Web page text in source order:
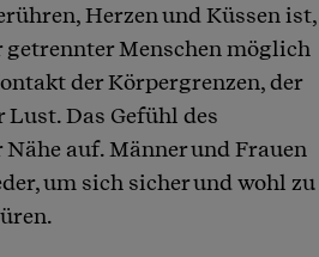
Herzen und Küssen ist,
getrennter Menschen möglich
der Körpergrenzen, der
Das Gefühl des
auf. Männer und Frauen
um sich sicher und wohl zu